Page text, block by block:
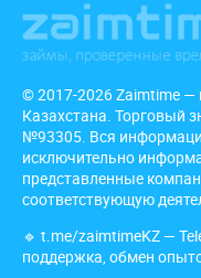
© 2017-2026 Zaimtime —
Казахстана. Торговый
№93305. Вся
исключительно
представленные
соответствующую
🔹 t.me/zaimtimeKZ —
поддержка, обмен